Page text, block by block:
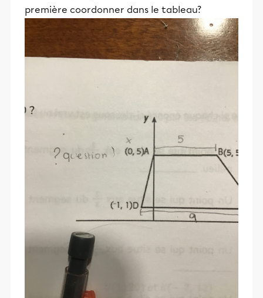
première coordonner dans le tableau?